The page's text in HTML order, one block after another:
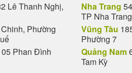
Lê Thanh Nghị,
Phường
Phan Đình
Nha Trang
TP Nha Trang
Vũng Tàu
Phường 7
Quảng Nam
Tam Kỳ